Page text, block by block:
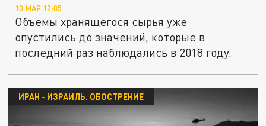
10 МАЯ 12:05
Объемы хранящегося сырья уже
опустились до значений, которые в
последний раз наблюдались в 2018 году.
ИРАН - ИЗРАИЛЬ. ОБОСТРЕНИЕ